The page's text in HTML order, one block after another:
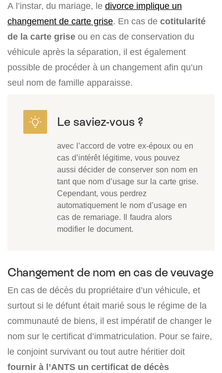
A l’instar, du mariage, le divorce implique un
changement de carte grise. En cas de cotitularité
de la carte grise ou en cas de conservation du
véhicule après la séparation, il est également
possible de procéder à un changement afin qu’un
seul nom de famille apparaisse.
avec l’accord de votre ex-époux ou en
cas d’intérêt légitime, vous pouvez
aussi décider de conserver son nom en
tant que nom d’usage sur la carte grise.
Cependant, vous perdrez
automatiquement le nom d’usage en
cas de remariage. Il faudra alors
modifier le document.
Changement de nom en cas de veuvage
En cas de décès du propriétaire d’un véhicule, et
surtout si le défunt était marié sous le régime de la
communauté de biens, il est impératif de changer le
nom sur le certificat d’immatriculation. Pour se faire,
le conjoint survivant ou tout autre héritier doit
fournir à l’ANTS un certificat de décès